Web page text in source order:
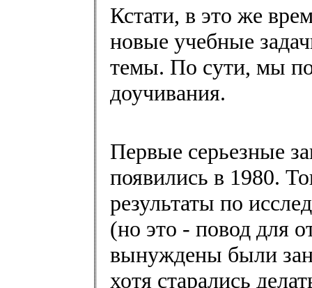
Кстати, в это же
новые учебные
темы. По сути, мы
доучивания.
Первые серьезные
появились в 1980.
результаты по
(но это - повод для
вынуждены были
хотя старались